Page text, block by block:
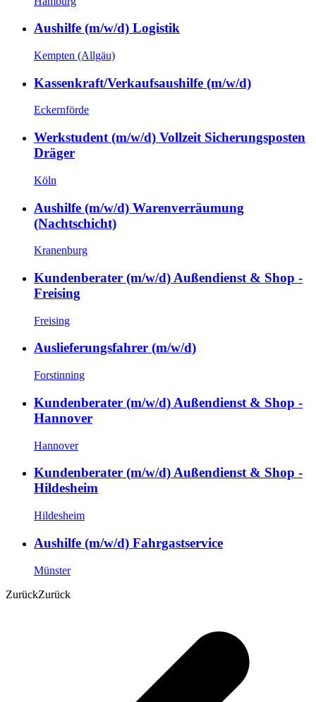
Aushilfe (m/w/d) Logistik
Kempten (Allgäu)
Kassenkraft/Verkaufsaushilfe (m/w/d)
Eckernförde
Werkstudent (m/w/d) Vollzeit Sicherungsposten
Dräger
Köln
Aushilfe (m/w/d) Warenverräumung
(Nachtschicht)
Kranenburg
Kundenberater (m/w/d) Außendienst & Shop -
Freising
Freising
Auslieferungsfahrer (m/w/d)
Forstinning
Kundenberater (m/w/d) Außendienst & Shop -
Hannover
Hannover
Kundenberater (m/w/d) Außendienst & Shop -
Hildesheim
Hildesheim
Aushilfe (m/w/d) Fahrgastservice
Münster
ZurückZurück